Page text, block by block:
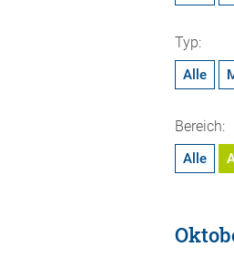
Typ:
Alle
Bereich:
Alle